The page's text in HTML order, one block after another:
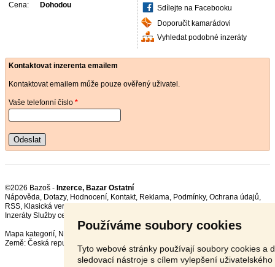
Používáme soubory cookies
Tyto webové stránky používají soubory cookies a
sledovací nástroje s cílem vylepšení uživatelského
Cena: Dohodou
Sdílejte na Facebooku
Doporučit kamarádovi
Vyhledat podobné inzeráty
Kontaktovat inzerenta emailem
Kontaktovat emailem může pouze ověřený uživatel.
Vaše telefonní číslo *
Odeslat
©2026 Bazoš - Inzerce, Bazar Ostatní
Nápověda, Dotazy, Hodnocení, Kontakt, Reklama, Podmínky, Ochrana údajů,
RSS,
Inzeráty Služby celkem:
Mapa kategorií, Nejvyhledávanější výrazy
Země: Česká republika